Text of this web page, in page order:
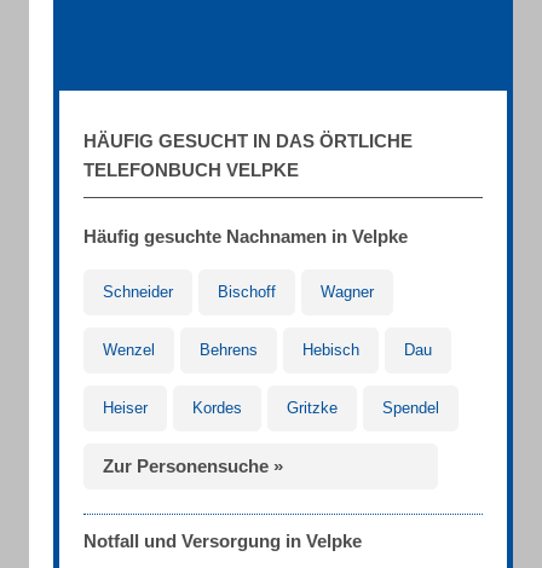
HÄUFIG GESUCHT IN DAS ÖRTLICHE
TELEFONBUCH VELPKE
Häufig gesuchte Nachnamen in Velpke
Schneider Bischoff Wagner
Wenzel Behrens Hebisch Dau
Heiser Kordes Gritzke Spendel
Zur Personensuche »
Notfall und Versorgung in Velpke